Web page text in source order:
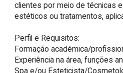
clientes por meio de técnicas
estéticos ou tratamentos,
Perfil e Requisitos:
Formação académica/
Experiência na área, funções
Spa e/ou Esteticista/